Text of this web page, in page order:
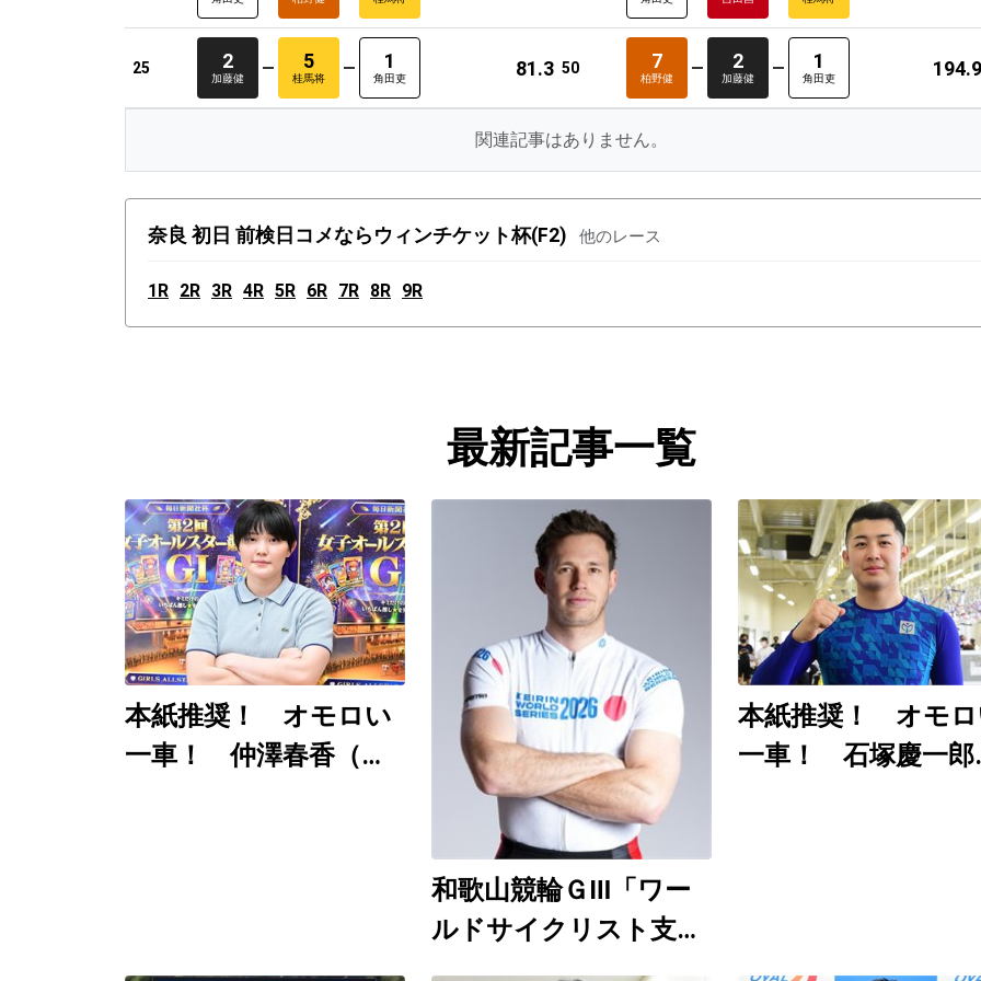
25 2
加藤健
5
桂馬将
1
角田吏 81.3 50 7
柏野健
2
加藤健
1
角田吏
関連記事はありません。
奈良 初日 前検日コメならウィンチケット杯(F2) 他のレース
1R 2R 3R 4R 5R 6R 7R 8R 9R
最新記事一覧
本紙推奨！ オモロい
一車！ 仲澤春香（佐
和歌山競輪ＧⅢ「ワー
ルドサイクリスト支援
競輪」8月6～9日開
本紙推奨！ オモ
一車！ 石塚慶一郎